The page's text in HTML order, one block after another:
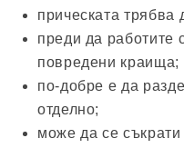
прическата трябва
преди да работите
повредени краища;
по-добре е да
отделно;
може да се